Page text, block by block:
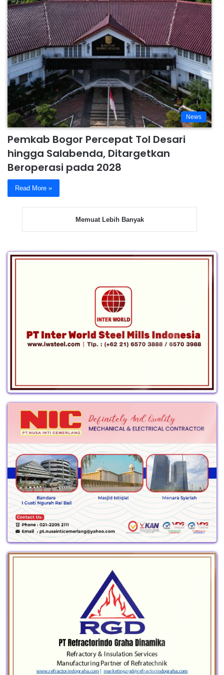
News
Pemkab Bogor Percepat Tol Desari
hingga Salabenda, Ditargetkan
Beroperasi pada 2028
Read More »
Memuat Lebih Banyak